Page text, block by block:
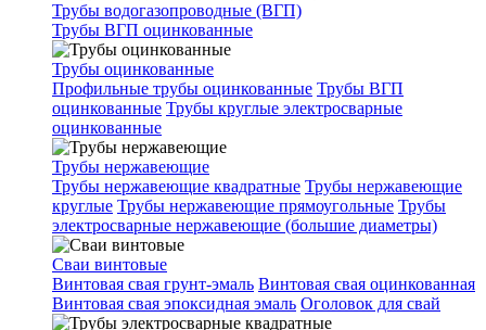
Трубы водогазопроводные (ВГП)
Трубы ВГП оцинкованные
Трубы оцинкованные
Профильные трубы оцинкованные Трубы ВГП
оцинкованные Трубы круглые электросварные
оцинкованные
Трубы нержавеющие
Трубы нержавеющие квадратные Трубы нержавеющие
круглые Трубы нержавеющие прямоугольные Трубы
электросварные нержавеющие (большие диаметры)
Сваи винтовые
Винтовая свая грунт-эмаль Винтовая свая оцинкованная
Винтовая свая эпоксидная эмаль Оголовок для свай